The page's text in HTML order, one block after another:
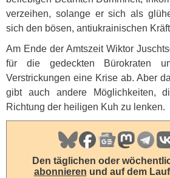
verzeihen, solange er sich als
sich den bösen, antiukrainischen
Am Ende der Amtszeit Wiktor
für die gedeckten Bürokraten
Verstrickungen eine Krise ab. Aber
gibt auch andere Möglichkeiten,
Richtung der heiligen Kuh zu lenken.
Den täglichen oder
abonnieren und auf dem